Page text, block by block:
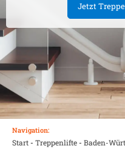
Jetzt
Navigation:
Start- Treppenlifte- Baden-